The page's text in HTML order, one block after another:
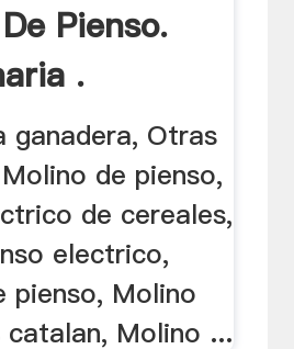
Pienso.
.
ganadera, Otras
de pienso,
de cereales,
electrico,
pienso, Molino
catalan, Molino ...